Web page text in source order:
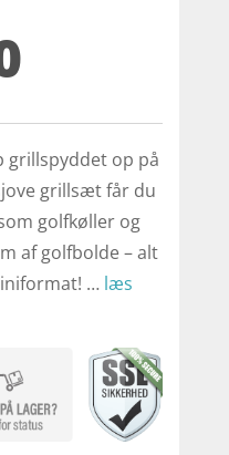
grillspyddet op på
grillsæt får du
golfkøller og
af golfbolde – alt
… læs